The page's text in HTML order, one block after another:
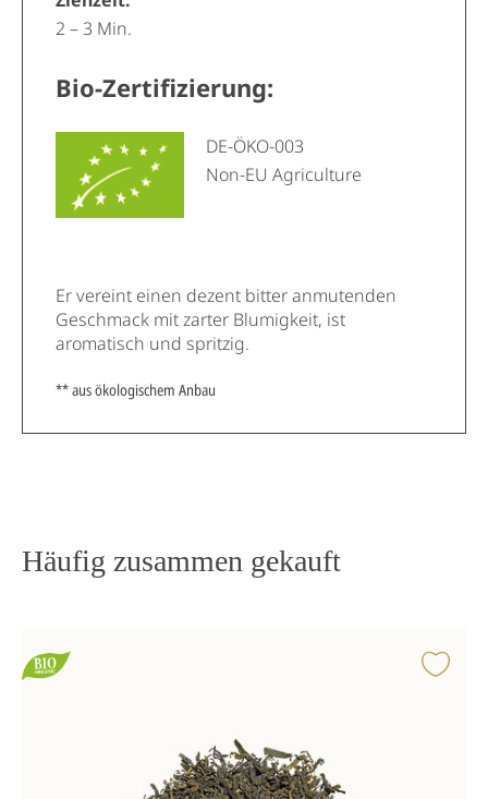
2 – 3 Min.
Bio-Zertifizierung:
DE-ÖKO-003
Non-EU Agriculture
Er vereint einen dezent bitter anmutenden
Geschmack mit zarter Blumigkeit, ist
aromatisch und spritzig.
** aus ökologischem Anbau
Häufig zusammen gekauft